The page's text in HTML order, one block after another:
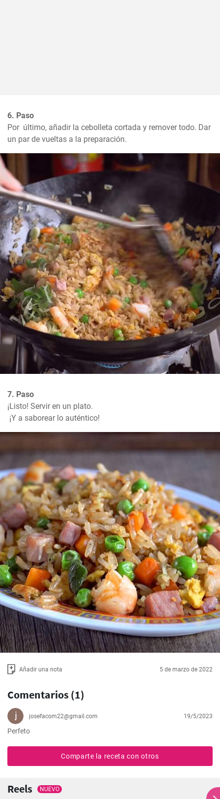
6. Paso
Por  último, añadir la cebolleta cortada y remover todo. Dar
un par de vueltas a la preparación.
7. Paso
¡Listo! Servir en un plato.
¡Y a saborear lo auténtico!
Añadir una nota 5 de marzo de 2022
Comentarios (1)
josefacom22@gmail.com 19/5/2023
Perfeto
Comparte la receta con otros
Reels NUEVO